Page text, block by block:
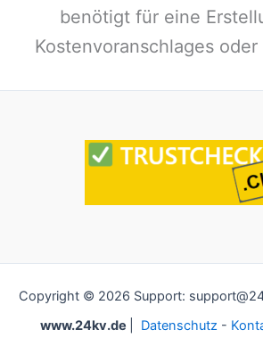
benötigt für eine
Kostenvoranschlages
Copyright © 2026 Support:
www.24kv.de
Datenschutz -